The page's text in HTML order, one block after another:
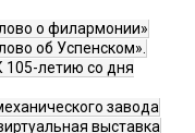
о филармонии»
об Успенском».
105-летию со дня
завода
выставка